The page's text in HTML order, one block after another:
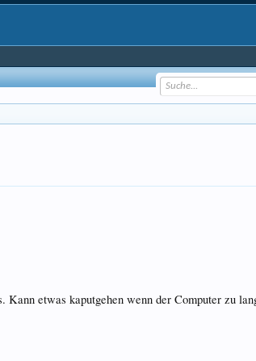
etwas kaputgehen wenn der Computer zu